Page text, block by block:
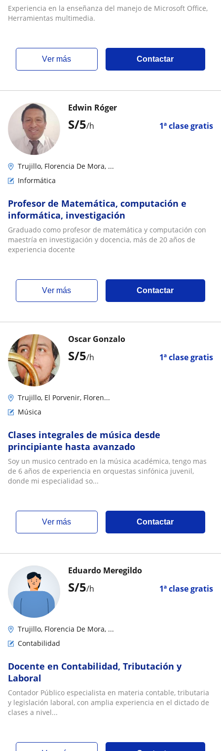
Experiencia en la enseñanza del manejo de Microsoft Office,
Herramientas multimedia.
ver más Contactar
S/5/h 1ª clase gratis
Edwin Róger
Trujillo, Florencia De Mora, ...
Informática
Profesor de Matemática, computación e
informática, investigación
Graduado como profesor de matemática y computación con
maestría en investigación y docencia, más de 20 años de
experiencia docente
ver más Contactar
S/5/h 1ª clase gratis
Oscar Gonzalo
Trujillo, El Porvenir, Floren...
Música
Clases integrales de música desde
principiante hasta avanzado
Soy un musico centrado en la música académica, tengo mas
de 6 años de experiencia en orquestas sinfónica juvenil,
donde mi especialidad so...
ver más Contactar
S/5/h 1ª clase gratis
Eduardo Meregildo
Trujillo, Florencia De Mora, ...
Contabilidad
Docente en Contabilidad, Tributación y
Laboral
Contador Público especialista en materia contable, tributaria
y legislación laboral, con amplia experiencia en el dictado de
clases a nivel...